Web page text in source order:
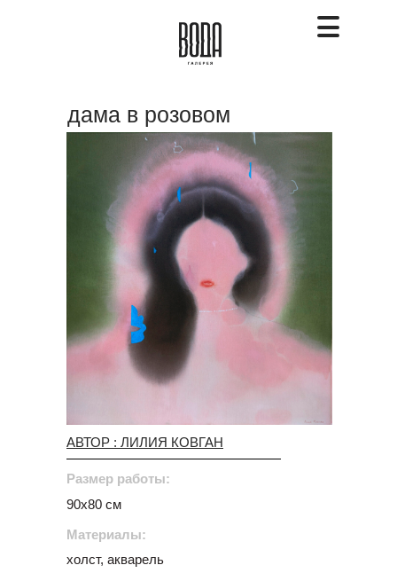
дама в розовом
Размер работы:
Материалы:
холст, акварель
90х80 см
АВТОР : ЛИЛИЯ КОВГАН